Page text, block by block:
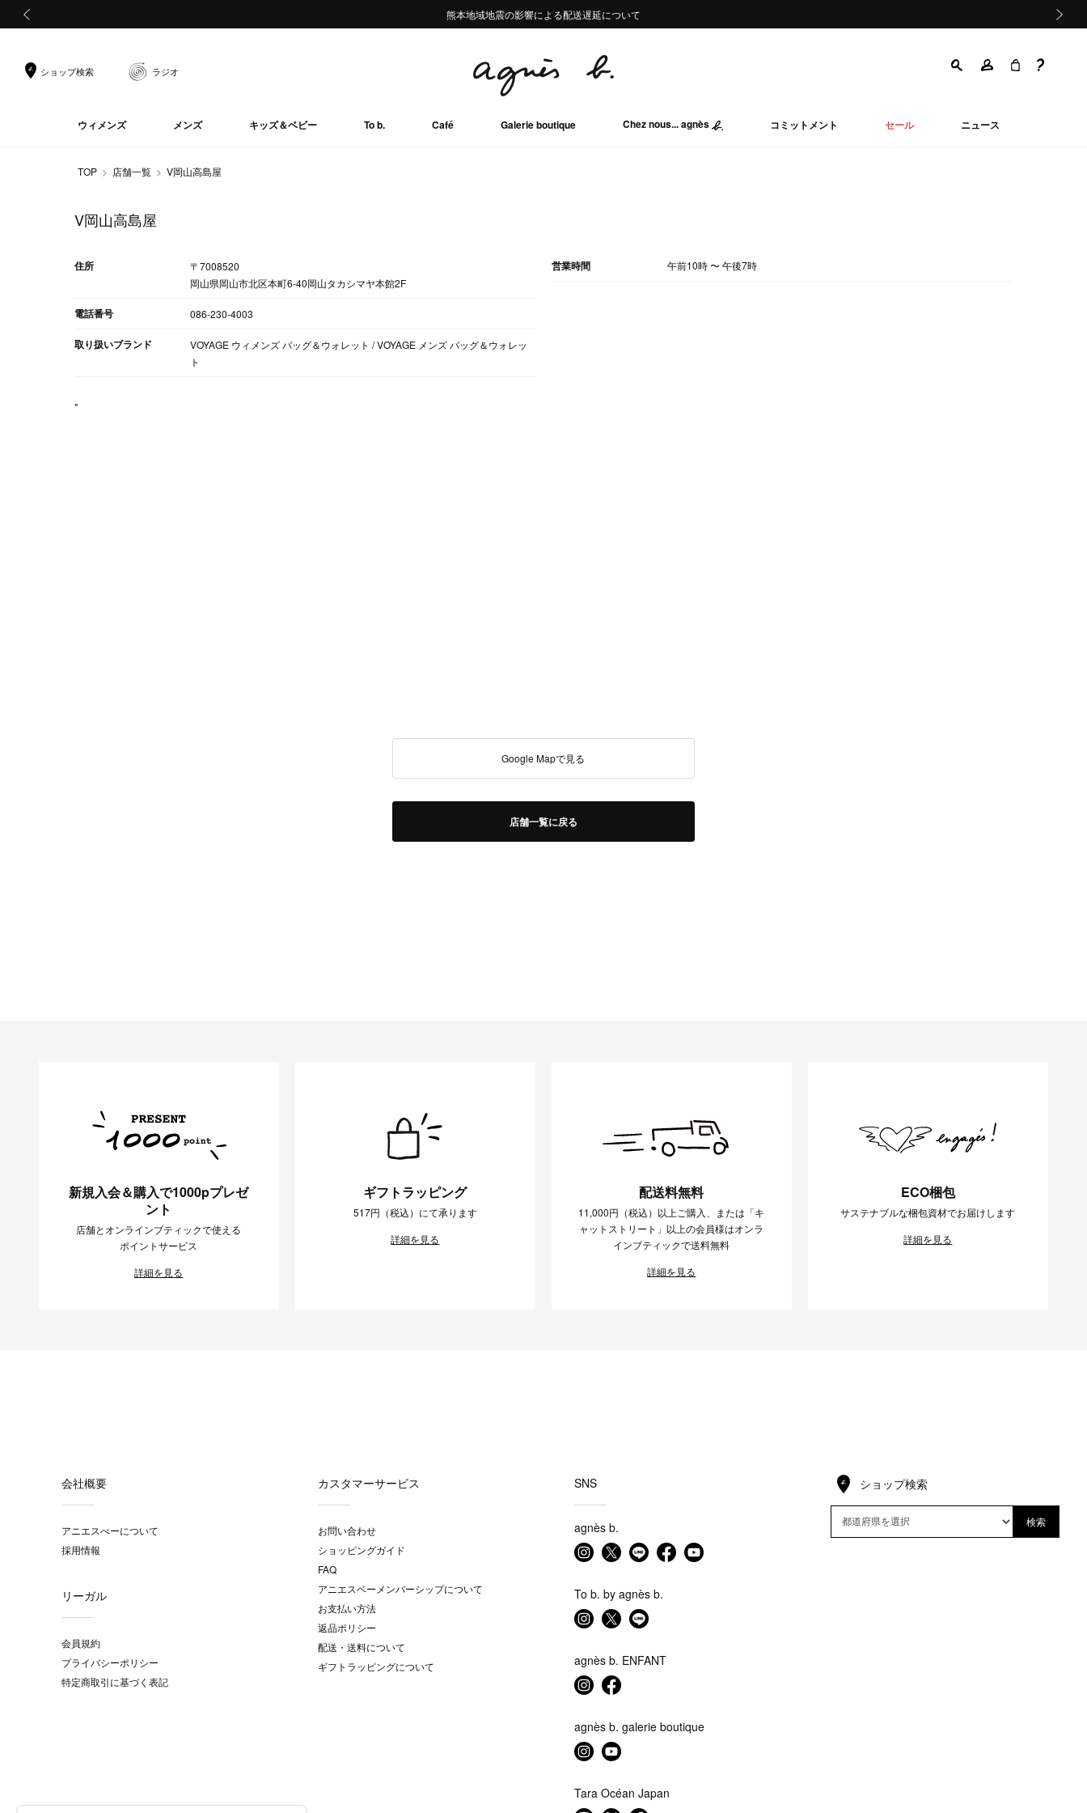
熊本地域地震の影響による配送遅延について
Summer Sale 2buy10%OFF!!
熊本地域地震の影響による配送遅延について
Summer Sale 2buy10%OFF!!
ショップ検索 ラジオ
ウィメンズ メンズ キッズ＆ベビー To b. Café Galerie boutique Chez nous... agnès コミットメント セール ニュース
TOP 店舗一覧 V岡山高島屋
V岡山高島屋
住所
〒7008520
岡山県岡山市北区本町6-40岡山タカシマヤ本館2F
電話番号 086-230-4003
営業時間 午前10時 〜 午後7時
取り扱いブランド
VOYAGE ウィメンズ バッグ＆ウォレット / VOYAGE メンズ バッグ＆ウォレッ
ト
"
Google Mapで見る
店舗一覧に戻る
新規入会＆購入で1000pプレゼ
ント
店舗とオンラインブティックで使える
ポイントサービス
詳細を見る
ギフトラッピング
517円（税込）にて承ります
詳細を見る
配送料無料
11,000円（税込）以上ご購入、または「キ
ャットストリート」以上の会員様はオンラ
インブティックで送料無料
詳細を見る
ECO梱包
サステナブルな梱包資材でお届けします
詳細を見る
会社概要
アニエスべーについて
採用情報
リーガル
会員規約
プライバシーポリシー
特定商取引に基づく表記
カスタマーサービス
お問い合わせ
ショッピングガイド
FAQ
アニエスベーメンバーシップについて
お支払い方法
返品ポリシー
配送・送料について
ギフトラッピングについて
SNS
agnès b.
To b. by agnès b.
agnès b. ENFANT
agnès b. galerie boutique
Tara Océan Japan
ショップ検索
検索